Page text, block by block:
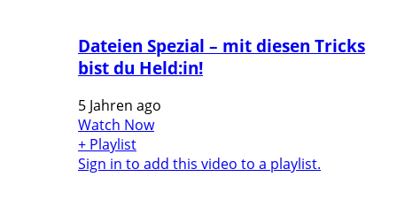
Dateien Spezial – mit diesen Tricks
bist du Held:in!
5 Jahren ago
Watch Now
+ Playlist
Sign in to add this video to a playlist.